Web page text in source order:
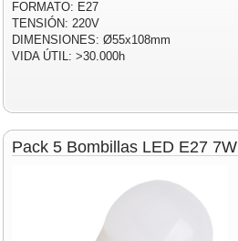
FORMATO: E27
TENSIÓN: 220V
DIMENSIONES: Ø55x108mm
VIDA ÚTIL: >30.000h
Pack 5 Bombillas LED E27 7W